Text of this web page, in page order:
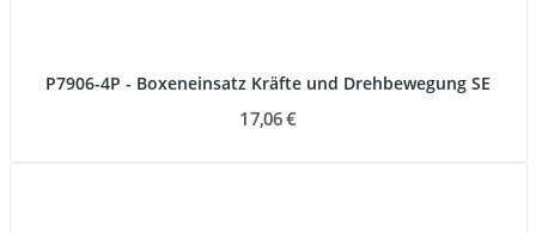
P7906-4P - Boxeneinsatz Kräfte und Drehbewegung SE
17,06 €